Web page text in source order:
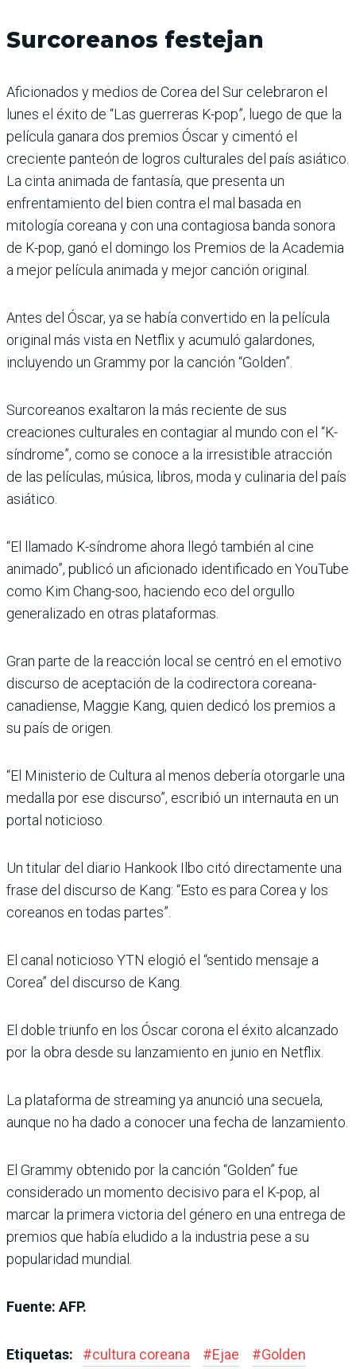
Surcoreanos festejan
Aficionados y medios de Corea del Sur celebraron el
lunes el éxito de “Las guerreras K-pop”, luego de que la
película ganara dos premios Óscar y cimentó el
creciente panteón de logros culturales del país asiático.
La cinta animada de fantasía, que presenta un
enfrentamiento del bien contra el mal basada en
mitología coreana y con una contagiosa banda sonora
de K-pop, ganó el domingo los Premios de la Academia
a mejor película animada y mejor canción original.
Antes del Óscar, ya se había convertido en la película
original más vista en Netflix y acumuló galardones,
incluyendo un Grammy por la canción “Golden”.
Surcoreanos exaltaron la más reciente de sus
creaciones culturales en contagiar al mundo con el “K-
síndrome”, como se conoce a la irresistible atracción
de las películas, música, libros, moda y culinaria del país
asiático.
“El llamado K-síndrome ahora llegó también al cine
animado”, publicó un aficionado identificado en YouTube
como Kim Chang-soo, haciendo eco del orgullo
generalizado en otras plataformas.
Gran parte de la reacción local se centró en el emotivo
discurso de aceptación de la codirectora coreana-
canadiense, Maggie Kang, quien dedicó los premios a
su país de origen.
“El Ministerio de Cultura al menos debería otorgarle una
medalla por ese discurso”, escribió un internauta en un
portal noticioso.
Un titular del diario Hankook Ilbo citó directamente una
frase del discurso de Kang: “Esto es para Corea y los
coreanos en todas partes”.
El canal noticioso YTN elogió el “sentido mensaje a
Corea” del discurso de Kang.
El doble triunfo en los Óscar corona el éxito alcanzado
por la obra desde su lanzamiento en junio en Netflix.
La plataforma de streaming ya anunció una secuela,
aunque no ha dado a conocer una fecha de lanzamiento.
El Grammy obtenido por la canción “Golden” fue
considerado un momento decisivo para el K-pop, al
marcar la primera victoria del género en una entrega de
premios que había eludido a la industria pese a su
popularidad mundial.
Fuente: AFP.
Etiquetas: #cultura coreana #Ejae #Golden